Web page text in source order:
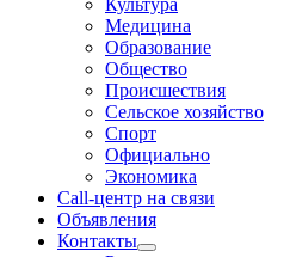
Культура
Медицина
Образование
Общество
Происшествия
Сельское хозяйство
Спорт
Официально
Экономика
Call-центр на связи
Объявления
Контакты